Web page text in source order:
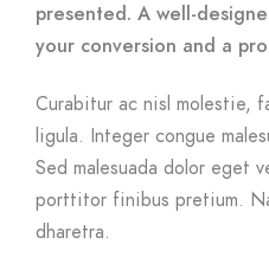
presented. A well-
your conversion and a
Curabitur ac nisl molestie,
ligula. Integer congue
Sed malesuada dolor eget
porttitor finibus pretium.
dharetra.